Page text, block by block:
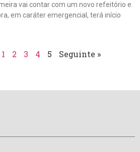
vai contar com um novo refeitório e
em caráter emergencial, terá início
1 2 3 4 5 Seguinte »